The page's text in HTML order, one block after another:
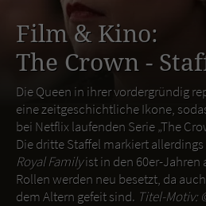
Film & Kino:
The Crown -
Die Queen in ihrer vordergründig
eine zeitgeschichtliche Ikone,
bei Netflix laufenden Serie „The
Die dritte Staffel markiert
Royal Familyist in den 60er-Jahren
Rollen werden neu besetzt, da
dem Altern gefeit sind. Titel-Motiv: